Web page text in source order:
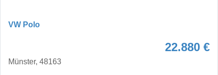
VW Polo
22.880 €
Münster, 48163